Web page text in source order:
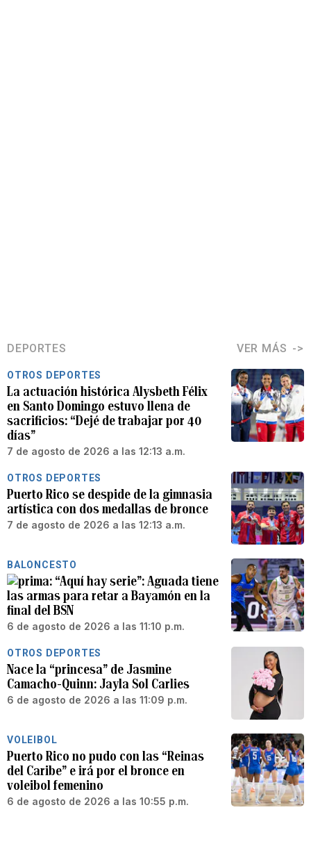
DEPORTES VER MÁS
OTROS DEPORTES
La actuación histórica Alysbeth Félix
en Santo Domingo estuvo llena de
sacrificios: “Dejé de trabajar por 40
días”
7 de agosto de 2026 a las 12:13 a.m.
OTROS DEPORTES
Puerto Rico se despide de la gimnasia
artística con dos medallas de bronce
7 de agosto de 2026 a las 12:13 a.m.
BALONCESTO
“Aquí hay serie”: Aguada tiene
las armas para retar a Bayamón en la
final del BSN
6 de agosto de 2026 a las 11:10 p.m.
OTROS DEPORTES
Nace la “princesa” de Jasmine
Camacho-Quinn: Jayla Sol Carlies
6 de agosto de 2026 a las 11:09 p.m.
VOLEIBOL
Puerto Rico no pudo con las “Reinas
del Caribe” e irá por el bronce en
voleibol femenino
6 de agosto de 2026 a las 10:55 p.m.